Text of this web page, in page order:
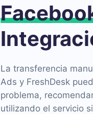
La transferencia
Ads y FreshDesk
problema,
utilizando el servicio